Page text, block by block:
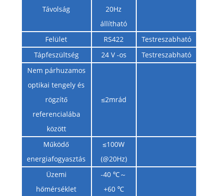
Távolság
20Hz
állítható
Felület
RS422
Testreszabható
Tápfeszültség
24 V -os
Testreszabható
Nem párhuzamos
optikai tengely és
rögzítő
referencialába
között
≤2mrád
Működő
energiafogyasztás
≤100W
(@20Hz)
Üzemi
hőmérséklet
-40 ℃～
+60 ℃